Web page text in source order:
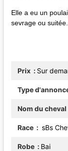
Elle a eu un
sevrage ou suitée.
Prix Sur
Type
Nom du cheval
Race sBs
Robe Bai